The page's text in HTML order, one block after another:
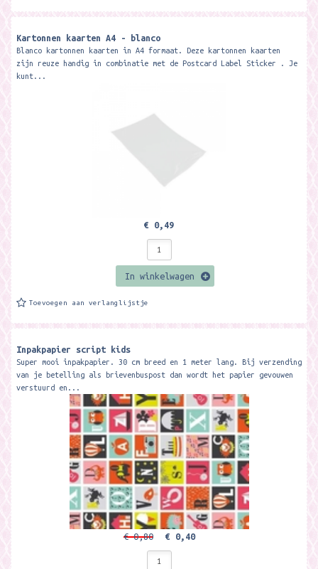
Kartonnen kaarten A4 - blanco
Blanco kartonnen kaarten in A4 formaat. Deze kartonnen kaarten
zijn reuze handig in combinatie met de Postcard Label Sticker . Je
kunt...
€ 0,49
In winkelwagen
Toevoegen aan verlanglijstje
Inpakpapier script kids
Super mooi inpakpapier. 30 cm breed en 1 meter lang. Bij verzending
van je betelling als brievenbuspost dan wordt het papier gevouwen
verstuurd en...
€ 0,80 € 0,40